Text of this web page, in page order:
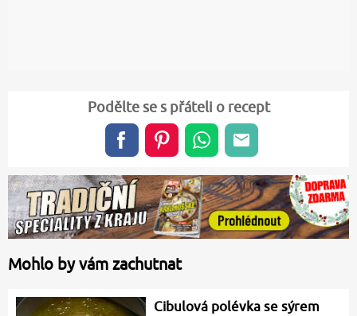
Podělte se s přáteli o recept
Mohlo by vám zachutnat
Cibulová polévka se sýrem